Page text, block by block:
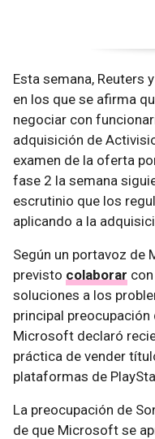
Esta semana, Reuters
en los que se afirma
negociar con
adquisición de
examen de la oferta
fase 2 la semana
escrutinio que los
aplicando a la
Según un portavoz de
previsto colaborar
soluciones a los
principal preocupación
Microsoft declaró
práctica de vender
plataformas de
La preocupación de
de que Microsoft se